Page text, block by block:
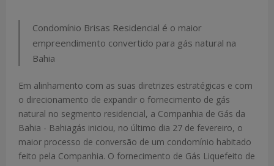
Condomínio Brisas Residencial é o maior
empreendimento convertido para gás natural na
Bahia
Em alinhamento com as suas diretrizes estratégicas e com
o direcionamento de expandir o fornecimento de gás
natural no segmento residencial, a Companhia de Gás da
Bahia - Bahiagás iniciou, no último dia 27 de fevereiro, o
maior processo de conversão de um condomínio habitado
feito pela Companhia. O fornecimento de Gás Liquefeito de